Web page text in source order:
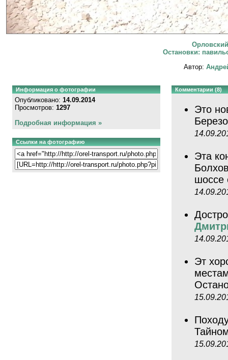
Остановки:
Автор:
Информация о фотографии
Опубликовано: 14.09.2014
Просмотров: 1297
Подробная информация »
Ссылки на фотографию
Комментарии (8)
Это
Эта
шоссе
Эт